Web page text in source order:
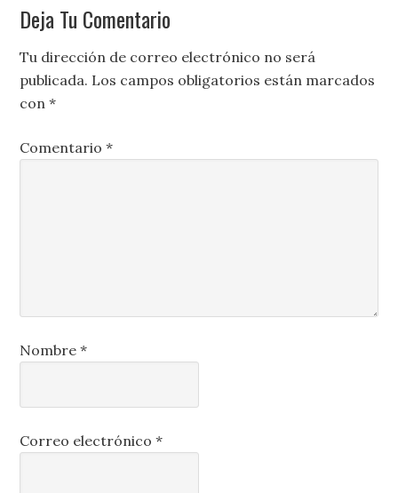
Deja Tu Comentario
Tu dirección de correo electrónico no será
publicada. Los campos obligatorios están marcados
con*
Comentario*
Nombre*
Correo electrónico*